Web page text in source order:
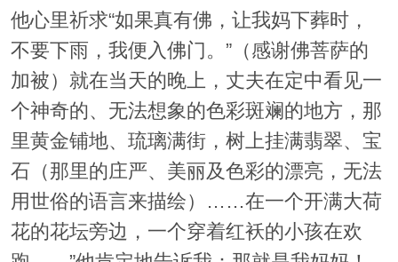
他心里祈求“如果真有佛，让我妈下葬时，
不要下雨，我便入佛门。”（感谢佛菩萨的
加被）就在当天的晚上，丈夫在定中看见一
个神奇的、无法想象的色彩斑斓的地方，那
里黄金铺地、琉璃满街，树上挂满翡翠、宝
石（那里的庄严、美丽及色彩的漂亮，无法
用世俗的语言来描绘）……在一个开满大荷
花的花坛旁边，一个穿着红袄的小孩在欢